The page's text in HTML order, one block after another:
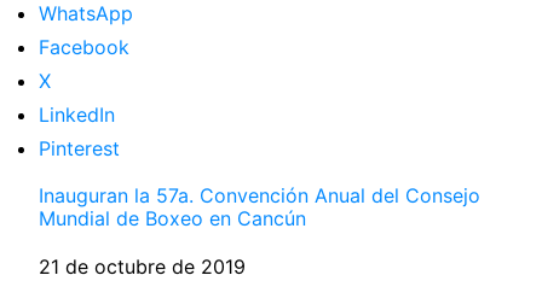
WhatsApp
Facebook
X
LinkedIn
Pinterest
Inauguran la 57a. Convención Anual del Consejo
Mundial de Boxeo en Cancún
Fecha
21 de octubre de 2019